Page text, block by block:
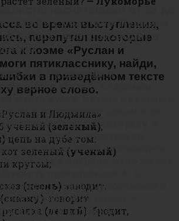
во время выступления,
перепутал некоторые
к поэме «Руслан и
пятикласснику, найди,
в приведённом тексте
верное слово.
и Людмила»
учёный (зеленый);
цепь на дубе том:
зелёный (ученый)
кругом;
(песнь) заводит,
(сказку) говорит.
(леший) бродит,
насчитывают от 28 до
с участием Пушкина.
поэт воспроизводит в
А. С. Пушкиным и
егерского полка С. Старовым.
на место дуэли, метель с сильным
противники сделали по
промах; еще по выстрелу, и
секунданты решительно
если не хотят так кончить,
и уверяли, что уже нет
произведения А. С.
метель стала судьбоносной в
имена этих героев. —
«Повести Белкина»,